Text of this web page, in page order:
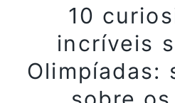
10
incríveis
Olimpíadas: